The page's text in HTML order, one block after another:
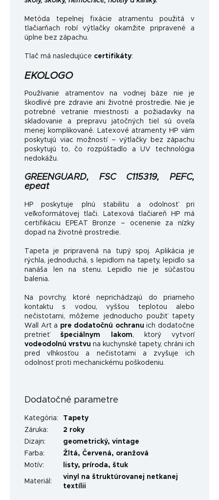
Metóda tepelnej fixácie atramentu použitá v
tlačiarňach robí výtlačky okamžite pripravené a
úplne bez zápachu.
Tlač má nasledujúce certifikáty:
EKOLOGO
Používanie atramentov na vodnej báze nie je
škodlivé pre zdravie ani životné prostredie. Nie je
potrebné vetranie miestnosti a požiadavky na
skladovanie a prepravu jatočných tiel sú oveľa
menej komplikované. Latexové atramenty HP vám
poskytujú viac možností – výtlačky bez zápachu
poskytujú to, čo rozpúšťadlo a UV technológia
nedokážu.
GREENGUARD, FSC C115319, PEFC,
epeat
HP poskytuje plnú stabilitu a odolnosť pri
veľkoformátovej tlači. Latexová tlačiareň HP má
certifikáciu EPEAT Bronze – ocenenie za nízky
dopad na životné prostredie.
Tapeta je pripravená na tupý spoj. Aplikácia je
rýchla, jednoduchá, s lepidlom na tapety, lepidlo sa
nanáša len na stenu. Lepidlo nie je súčasťou
balenia.
Na povrchy, ktoré neprichádzajú do priameho
kontaktu s vodou, vyššou teplotou alebo
nečistotami, môžeme jednoducho použiť tapety
Wall Art a pre dodatočnú ochranu ich dodatočne
pretrieťšpeciálnym lakom, ktorý vytvorí
vodeodolnú vrstvu na kuchynské tapety, chráni ich
pred vlhkosťou a nečistotami a zvyšuje ich
odolnosť proti mechanickému poškodeniu.
Dodatočné parametre
Kategória:
Tapety
Záruka:
2 roky
Dizajn: geometrický, vintage
Farba: Žltá, Červená, oranžová
Motív: listy, príroda, štuk
Materiál :
vinyl na štruktúrovanej netkanej
textílii